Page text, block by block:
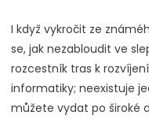
I když vykročit ze
se, jak nezabloudit ve
rozcestník tras k
informatiky; neexistuje
můžete vydat po široké